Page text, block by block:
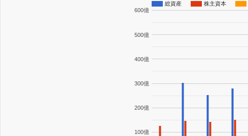
総資産 株主資本
100億
200億
300億
400億
500億
600億